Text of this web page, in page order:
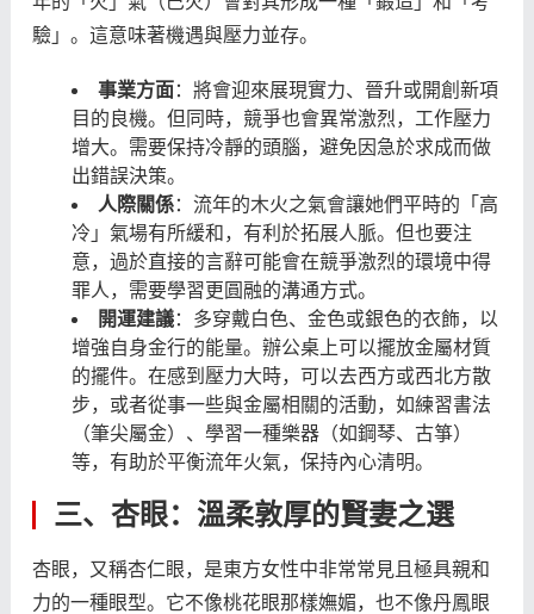
驗」。這意味著機遇與壓力並存。
事業方面：將會迎來展現實力、晉升或開創新項
目的良機。但同時，競爭也會異常激烈，工作壓力
增大。需要保持冷靜的頭腦，避免因急於求成而做
出錯誤決策。
人際關係：流年的木火之氣會讓她們平時的「高
冷」氣場有所緩和，有利於拓展人脈。但也要注
意，過於直接的言辭可能會在競爭激烈的環境中得
罪人，需要學習更圓融的溝通方式。
開運建議：多穿戴白色、金色或銀色的衣飾，以
增強自身金行的能量。辦公桌上可以擺放金屬材質
的擺件。在感到壓力大時，可以去西方或西北方散
步，或者從事一些與金屬相關的活動，如練習書法
（筆尖屬金）、學習一種樂器（如鋼琴、古箏）
等，有助於平衡流年火氣，保持內心清明。
三、杏眼：溫柔敦厚的賢妻之選
杏眼，又稱杏仁眼，是東方女性中非常常見且極具親和
力的一種眼型。它不像桃花眼那樣嫵媚，也不像丹鳳眼